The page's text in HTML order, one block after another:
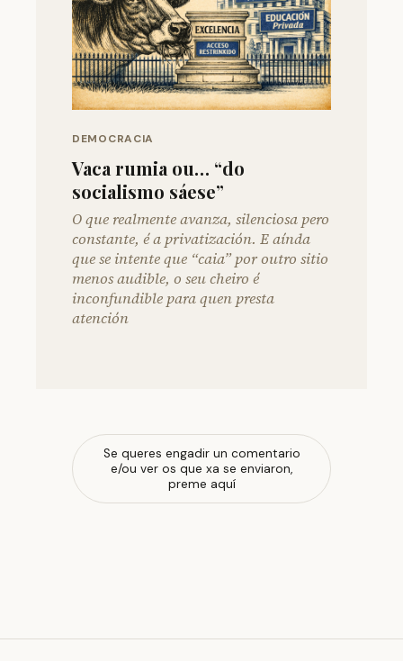
DEMOCRACIA
Vaca rumia ou… “do
socialismo sáese”
O que realmente avanza, silenciosa pero
constante, é a privatización. E aínda
que se intente que “caia” por outro sitio
menos audible, o seu cheiro é
inconfundible para quen presta
atención
Se queres engadir un comentario
e/ou ver os que xa se enviaron,
preme aquí